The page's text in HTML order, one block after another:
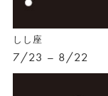
しし座
7/23 – 8/22